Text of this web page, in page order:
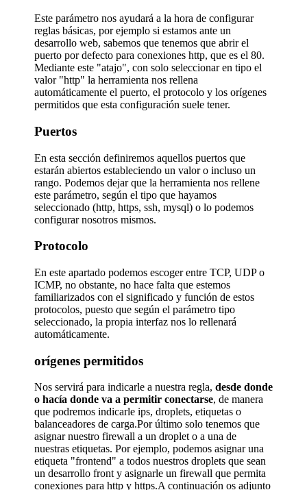
Este parámetro nos ayudará a la hora de configurar
reglas básicas, por ejemplo si estamos ante un
desarrollo web, sabemos que tenemos que abrir el
puerto por defecto para conexiones http, que es el 80.
Mediante este "atajo", con solo seleccionar en tipo el
valor "http" la herramienta nos rellena
automáticamente el puerto, el protocolo y los orígenes
permitidos que esta configuración suele tener.
Puertos
En esta sección definiremos aquellos puertos que
estarán abiertos estableciendo un valor o incluso un
rango. Podemos dejar que la herramienta nos rellene
este parámetro, según el tipo que hayamos
seleccionado (http, https, ssh, mysql) o lo podemos
configurar nosotros mismos.
Protocolo
En este apartado podemos escoger entre TCP, UDP o
ICMP, no obstante, no hace falta que estemos
familiarizados con el significado y función de estos
protocolos, puesto que según el parámetro tipo
seleccionado, la propia interfaz nos lo rellenará
automáticamente.
orígenes permitidos
Nos servirá para indicarle a nuestra regla, desde donde
o hacía donde va a permitir conectarse, de manera
que podremos indicarle ips, droplets, etiquetas o
balanceadores de carga.Por último solo tenemos que
asignar nuestro firewall a un droplet o a una de
nuestras etiquetas. Por ejemplo, podemos asignar una
etiqueta "frontend" a todos nuestros droplets que sean
un desarrollo front y asignarle un firewall que permita
conexiones para http y https.A continuación os adjunto